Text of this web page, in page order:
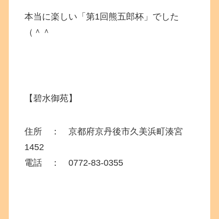
本当に楽しい「第1回熊五郎杯」でした
（＾＾
【碧水御苑】
住所 ：京都府京丹後市久美浜町湊宮
1452
電話 ：0772-83-0355